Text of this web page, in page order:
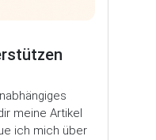
meine Artikel
ich mich über